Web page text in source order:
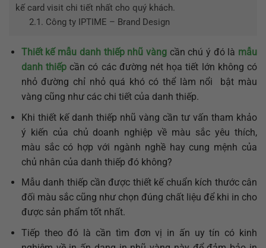
kế card visit chi tiết nhất cho quý khách.
2.1. Công ty IPTIME – Brand Design
Thiết kế mẫu danh thiếp nhũ vàngcần chú ý đó là mẫu
danh thiếp cần có các đường nét họa tiết lớn không có
nhỏ đường chỉ nhỏ quá khó có thể làm nổi bật màu
vàng cũng như các chi tiết của danh thiếp.
Khi thiết kế danh thiếp nhũ vàng cần tư vấn tham khảo
ý kiến của chủ doanh nghiệp về màu sắc yêu thích,
màu sắc có hợp với ngành nghề hay cung mệnh của
chủ nhân của danh thiếp đó không?
Mẫu danh thiếp cần được thiết kế chuẩn kích thước cân
đối màu sắc cũng như chọn đúng chất liệu để khi in cho
được sản phẩm tốt nhất.
Tiếp theo đó là cần tìm đơn vị in ấn uy tín có kinh